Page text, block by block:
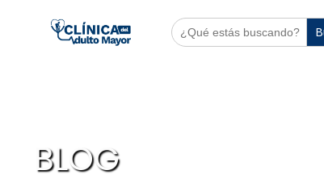
Buscar:
BLOG